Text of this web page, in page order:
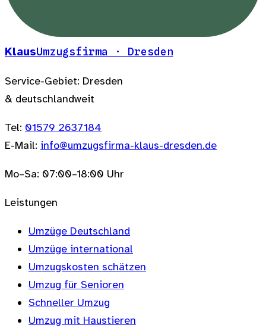
KlausUmzugsfirma · Dresden
Service-Gebiet: Dresden
& deutschlandweit
Tel: 01579 2637184
E-Mail: info@umzugsfirma-klaus-dresden.de
Mo–Sa: 07:00–18:00 Uhr
Leistungen
Umzüge Deutschland
Umzüge international
Umzugskosten schätzen
Umzug für Senioren
Schneller Umzug
Umzug mit Haustieren